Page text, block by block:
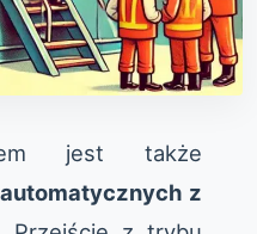
jest także
z